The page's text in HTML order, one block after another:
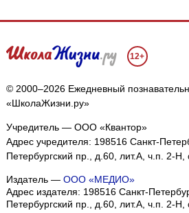
12+
© 2000–2026 Ежедневный
«ШколаЖизни.ру»
Учредитель — ООО «Квантор»
Адрес учредителя: 198516 Санкт-
Петербургский пр., д.60, лит.А, ч.п. 2-
Издатель — ООО «МЕДИО»
Адрес издателя: 198516 Санкт-
Петербургский пр., д.60, лит.А, ч.п. 2-